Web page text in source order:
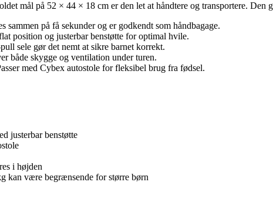
mål på 52 × 44 × 18 cm er den let at håndtere og transportere.
sammen på få sekunder og er godkendt som håndbagage.
position og justerbar benstøtte for optimal hvile.
sele gør det nemt at sikre barnet korrekt.
både skygge og ventilation under turen.
med Cybex autostole for fleksibel brug fra fødsel.
justerbar benstøtte
i højden
kan være begrænsende for større børn